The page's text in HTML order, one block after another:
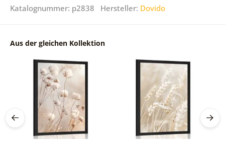
Katalognummer: p2838 Hersteller: Dovido
Aus der gleichen Kollektion